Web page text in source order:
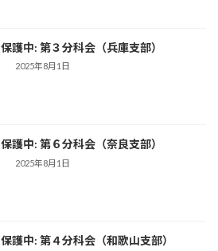
保護中: 第３分科会（兵庫支部）
2025年8月1日
保護中: 第６分科会（奈良支部）
2025年8月1日
保護中: 第４分科会（和歌山支部）